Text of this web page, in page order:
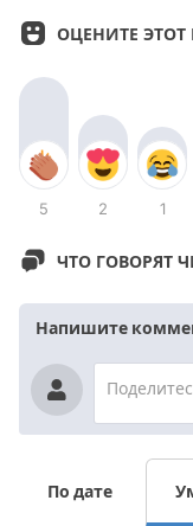
ОЦЕНИТЕ
5 2 1
ЧТО ГОВОРЯТ
Напишите
По дате